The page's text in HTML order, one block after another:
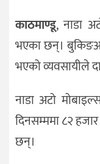
राजनीति
काठमाण्डू, नाडा
भएका छन्।
भएको व्यवसायीले
नाडा अटो
दिनसम्ममा ८२
छन्।